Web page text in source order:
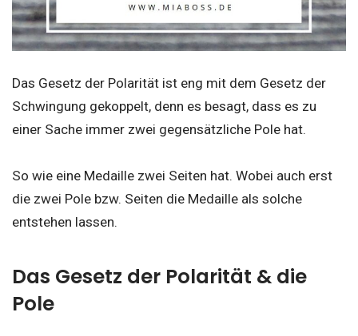
Das Gesetz der Polarität ist eng mit dem Gesetz der
Schwingung gekoppelt, denn es besagt, dass es zu
einer Sache immer zwei gegensätzliche Pole hat.
So wie eine Medaille zwei Seiten hat. Wobei auch erst
die zwei Pole bzw. Seiten die Medaille als solche
entstehen lassen.
Das Gesetz der Polarität & die
Pole